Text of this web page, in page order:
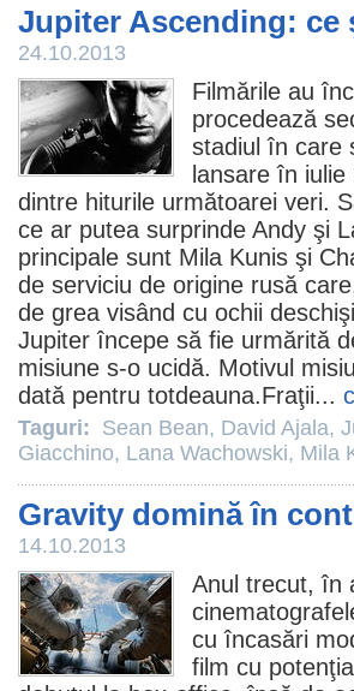
Jupiter Ascending: ce
24.10.2013
Filmările au
procedează
stadiul în care
lansare în iulie
dintre hiturile următoarei veri.
ce ar putea surprinde Andy şi
principale sunt Mila Kunis şi
de serviciu de origine rusă
de grea visând cu ochii
Jupiter începe să fie urmărită
misiune s-o ucidă. Motivul
dată pentru totdeauna.Fraţii...
Taguri: Sean Bean, David Ajala,
Giacchino, Lana Wachowski, Mila
Gravity domină în
14.10.2013
Anul trecut, în
cu încasări
film cu